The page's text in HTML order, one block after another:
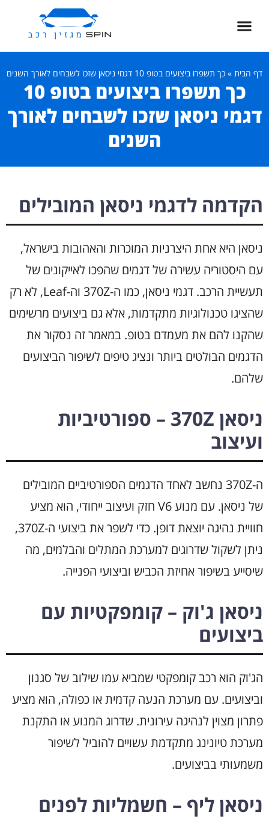
דף הבית » כך תשפרו ביצועים בטופ 10 דגמי ניסאן שזכו לשבחים לאורך השנים
כך תשפרו ביצועים בטופ 10
דגמי ניסאן שזכו לשבחים לאורך
השנים
הקדמה לדגמי ניסאן המובילים
ניסאן היא אחת היצרניות המוכרות והאהובות בישראל,
עם היסטוריה עשירה של דגמים שהפכו לאייקונים של
תעשיית הרכב. דגמי ניסאן, כמו ה-370Z וה-Leaf, לא רק
שהציגו טכנולוגיות מתקדמות, אלא גם ביצועים מרשימים
שהקנו להם את מעמדם בטופ. במאמר זה נסקור את
הדגמים הבולטים ביותר ונציג טיפים לשיפור הביצועים
שלהם.
ניסאן 370Z – ספורטיביות
ועיצוב
ה-370Z נחשב לאחד הדגמים הספורטיביים המובילים
של ניסאן. עם מנוע V6 חזק ועיצוב ייחודי, הוא מציע
חוויית נהיגה יוצאת דופן. כדי לשפר את ביצועי ה-370Z,
ניתן לשקול שדרוגים למערכת המתלים והבלמים, מה
שיסייע בשיפור אחיזת הכביש וביצועי הפנייה.
ניסאן ג'וק – קומפקטיות עם
ביצועים
הג'וק הוא רכב קומפקטי שמביא עמו שילוב של סגנון
וביצועים. עם מערכת הנעה קדמית או כפולה, הוא מציע
פתרון מצוין לנהיגה עירונית. שדרוג המנוע או התקנת
מערכת טיונינג מתקדמת עשויים להוביל לשיפור
משמעותי בביצועים.
ניסאן ליף – חשמליות לפנים